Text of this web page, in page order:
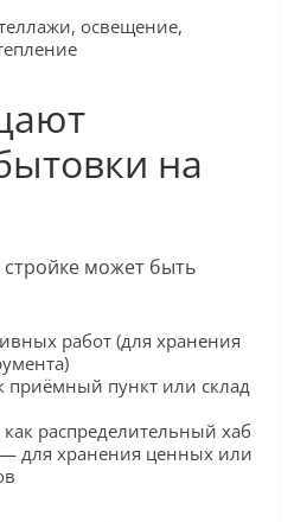
освещение,
на
стройке может быть
работ (для хранения
приёмный пункт или склад
распределительный хаб
для хранения ценных или